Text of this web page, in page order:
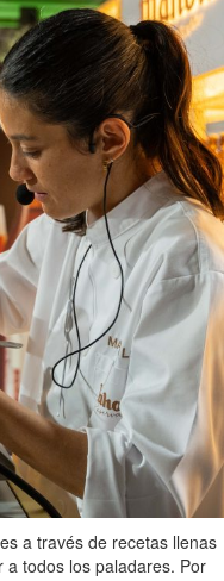
a través de recetas llenas
todos los paladares. Por